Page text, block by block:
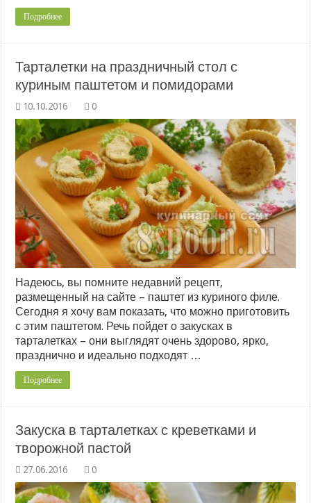
Подробнее
Тарталетки на праздничный стол с
куриным паштетом и помидорами
0
Надеюсь, вы помните недавний рецепт,
размещенный на сайте – паштет из куриного филе.
Сегодня я хочу вам показать, что можно приготовить
с этим паштетом. Речь пойдет о закусках в
тарталетках – они выглядят очень здорово, ярко,
празднично и идеально подходят …
Подробнее
Закуска в тарталетках с креветками и
творожной пастой
0